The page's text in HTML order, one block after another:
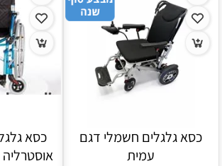
כסא גלגלים חשמלי דגם
עמית
כסא
אוסטרליה 12 קג קל משקל